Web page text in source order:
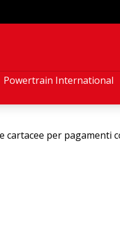
Powertrain International
cartacee per pagamenti